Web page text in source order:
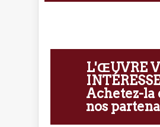
L'ŒUVRE
Achetez-la
nos